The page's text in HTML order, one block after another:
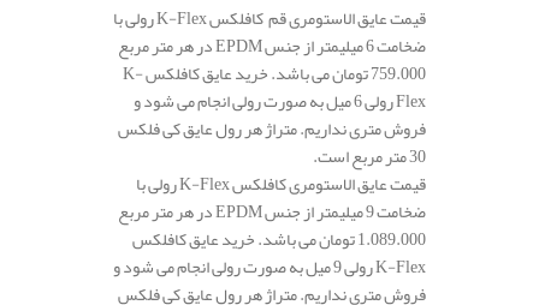
قیمت عایق الاستومری قم کافلکس K-Flex رولی با
ضخامت 6 میلیمتر از جنس EPDM در هر متر مربع
759.000 تومان می باشد. خرید عایق کافلکس K-
Flex رولی 6 میل به صورت رولی انجام می شود و
فروش متری نداریم. متراژ هر رول عایق کی فلکس
30 متر مربع است.
قیمت عایق الاستومری کافلکس K-Flex رولی با
ضخامت 9 میلیمتر از جنس EPDM در هر متر مربع
1.089.000 تومان می باشد. خرید عایق کافلکس
K-Flex رولی 9 میل به صورت رولی انجام می شود و
فروش متری نداریم. متراژ هر رول عایق کی فلکس